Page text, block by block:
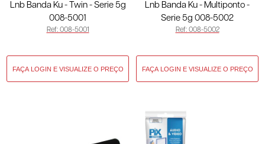
Lnb Banda Ku - Twin - Serie 5g
008-5001
Ref: 008-5001
Lnb Banda Ku - Multiponto -
Serie 5g 008-5002
Ref: 008-5002